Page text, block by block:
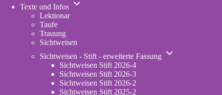
Texte und Infos
Unternavigation
Lektionar
Taufe
Trauung
Sichtweisen
Sichtweisen - Stift - erweiterte Fassung
Unternavigation
Sichtweisen Stift 2026-4
Sichtweisen Stift 2026-3
Sichtweisen Stift 2026-2
Sichtweisen Stift 2025-2